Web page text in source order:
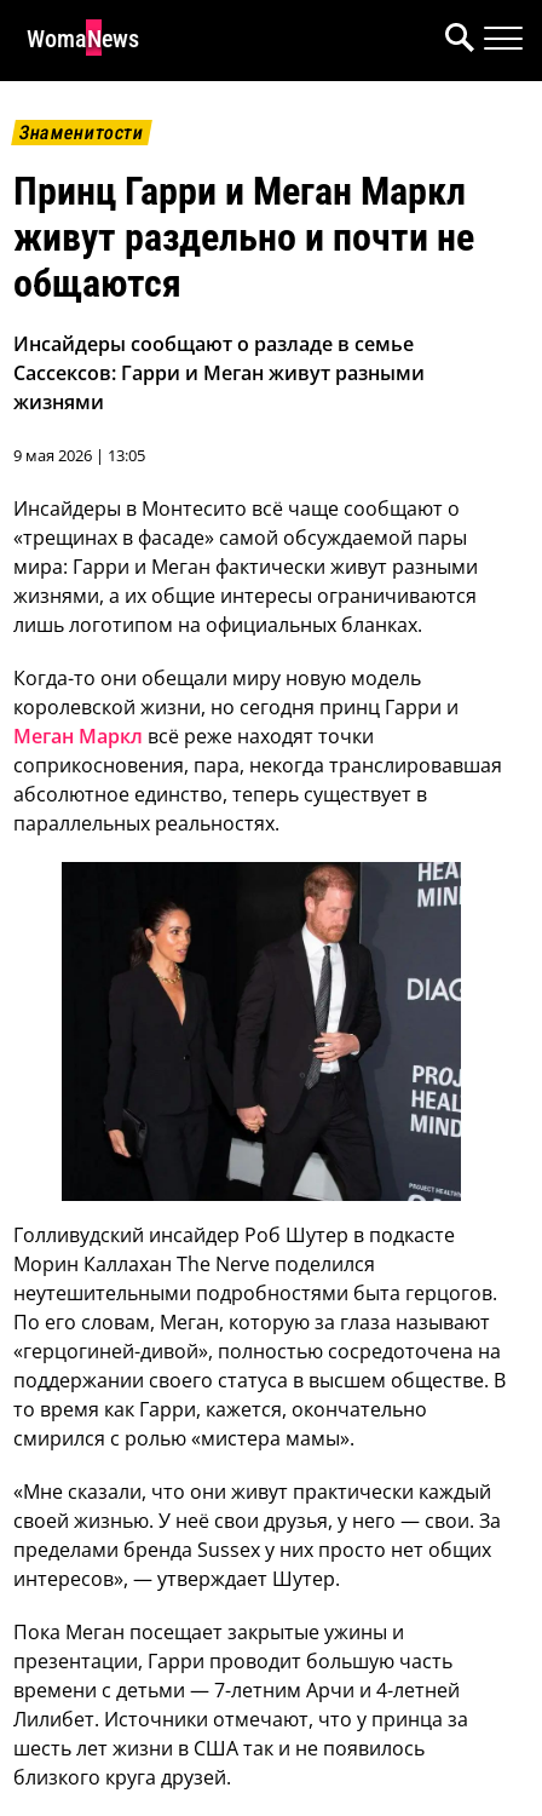
WomaNews
Знаменитости
Принц Гарри и Меган Маркл
живут раздельно и почти не
общаются
Инсайдеры сообщают о разладе в семье
Сассексов: Гарри и Меган живут разными
жизнями
9 мая 2026 | 13:05
Инсайдеры в Монтесито всё чаще сообщают о
«трещинах в фасаде» самой обсуждаемой пары
мира: Гарри и Меган фактически живут разными
жизнями, а их общие интересы ограничиваются
лишь логотипом на официальных бланках.
Когда-то они обещали миру новую модель
королевской жизни, но сегодня принц Гарри и
Меган Маркл всё реже находят точки
соприкосновения, пара, некогда транслировавшая
абсолютное единство, теперь существует в
параллельных реальностях.
Голливудский инсайдер Роб Шутер в подкасте
Морин Каллахан The Nerve поделился
неутешительными подробностями быта герцогов.
По его словам, Меган, которую за глаза называют
«герцогиней-дивой», полностью сосредоточена на
поддержании своего статуса в высшем обществе. В
то время как Гарри, кажется, окончательно
смирился с ролью «мистера мамы».
«Мне сказали, что они живут практически каждый
своей жизнью. У неё свои друзья, у него — свои. За
пределами бренда Sussex у них просто нет общих
интересов», — утверждает Шутер.
Пока Меган посещает закрытые ужины и
презентации, Гарри проводит большую часть
времени с детьми — 7-летним Арчи и 4-летней
Лилибет. Источники отмечают, что у принца за
шесть лет жизни в США так и не появилось
близкого круга друзей.